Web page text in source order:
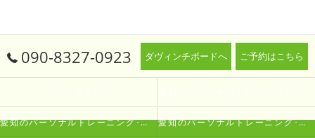
090-8327-0923 ダヴィンチボードへ ご予約はこちら
愛知のパーソナルトレーニング･生涯動ける体研究所 Oneの評判 愛知のパーソナルトレーニング･生涯動ける体研究所 Oneのお客様の声